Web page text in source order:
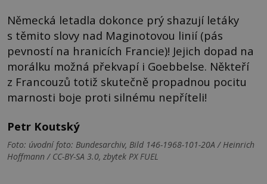
Německá letadla dokonce prý shazují letáky
s těmito slovy nad Maginotovou linií (pás
pevností na hranicích Francie)! Jejich dopad na
morálku možná překvapí i Goebbelse. Někteří
z Francouzů totiž skutečně propadnou pocitu
marnosti boje proti silnému nepříteli!
Petr Koutský
Foto: úvodní foto: Bundesarchiv, Bild 146-1968-101-20A / Heinrich
Hoffmann / CC-BY-SA 3.0, zbytek PX FUEL